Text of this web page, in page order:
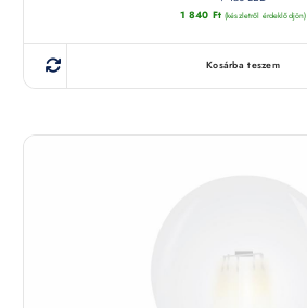
1 840 Ft (készletről érdeklődjön)
Kosárba teszem